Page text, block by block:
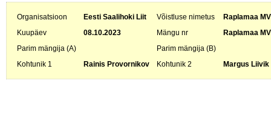
Organisatsioon Eesti Saalihoki Liit Võistluse nimetus
Raplamaa
Kuupäev
08.10.2023 Mängu nr
Raplamaa
Parim mängija (A)
Parim mängija (B)
Kohtunik 1
Rainis Provornikov Kohtunik 2 Margus Liivik